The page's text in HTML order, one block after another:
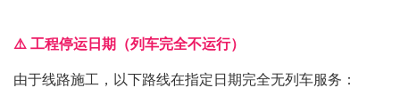
⚠️ 工程停运日期（列车完全不运行）
由于线路施工，以下路线在指定日期完全无列车服务：